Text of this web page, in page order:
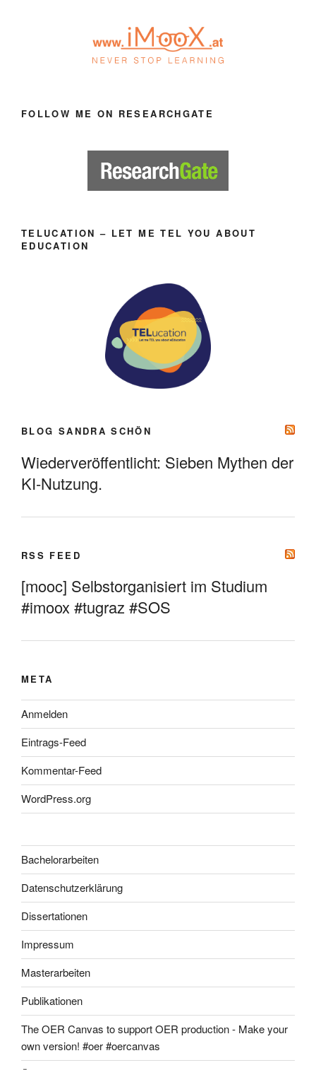
FOLLOW ME ON RESEARCHGATE
TELUCATION – LET ME TEL YOU ABOUT
EDUCATION
BLOG SANDRA SCHÖN
Wiederveröffentlicht: Sieben Mythen der
KI-Nutzung.
RSS FEED
[mooc] Selbstorganisiert im Studium
#imoox #tugraz #SOS
META
Anmelden
Eintrags-Feed
Kommentar-Feed
WordPress.org
Bachelorarbeiten
Datenschutzerklärung
Dissertationen
Impressum
Masterarbeiten
Publikationen
The OER Canvas to support OER production - Make your
own version! #oer #oercanvas